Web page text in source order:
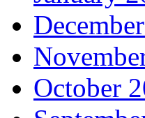
October